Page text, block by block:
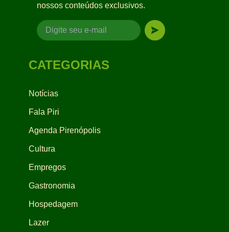
nossos conteúdos exclusivos.
CATEGORIAS
Notícias
Fala Piri
Agenda Pirenópolis
Cultura
Empregos
Gastronomia
Hospedagem
Lazer